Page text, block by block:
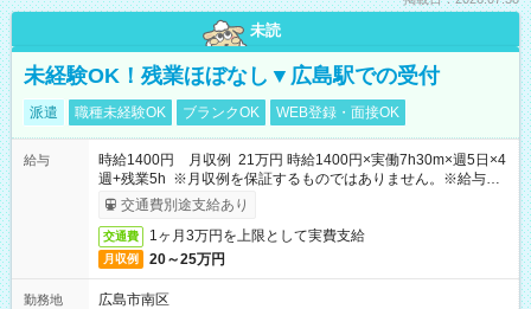
未読
未経験OK！残業ほぼなし▼広島駅での受付
派遣 職種未経験OK ブランクOK WEB登録・面接OK
給与
時給1400円 月収例 21万円 時給1400円×実働7h30m×週5日×4
週+残業5h ※月収例を保証するものではありません。※給与即
受取りサービス利用可（利用条件有）
交通費別途支給あり
交通費 1ヶ月3万円を上限として実費支給
月収例 20～25万円
勤務地
広島市南区